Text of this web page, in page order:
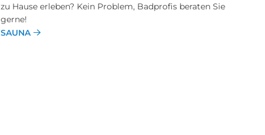
zu Hause erleben? Kein Problem, Badprofis beraten Sie
gerne!
SAUNA